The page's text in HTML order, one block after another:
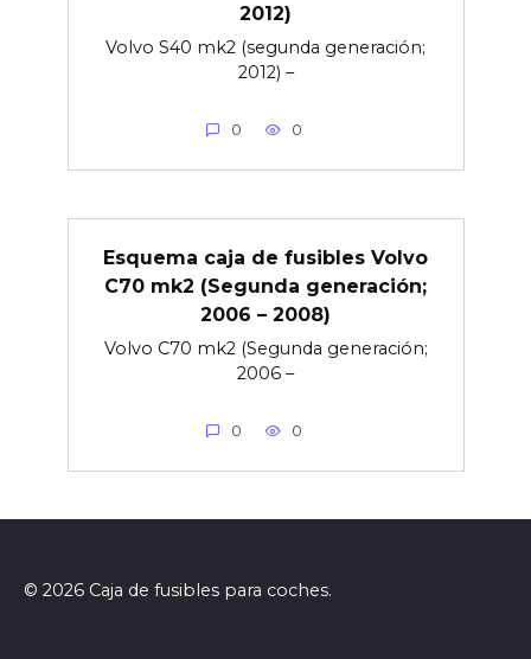
2012)
Volvo S40 mk2 (segunda generación;
2012) –
0 0
Esquema caja de fusibles Volvo
C70 mk2 (Segunda generación;
2006 – 2008)
Volvo C70 mk2 (Segunda generación;
2006 –
0 0
© 2026 Caja de fusibles para coches.